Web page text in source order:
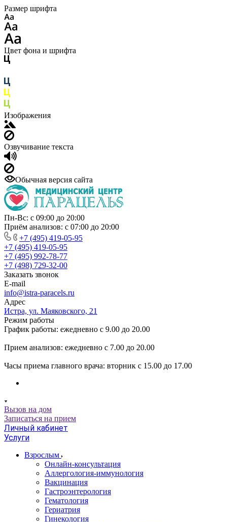
Размер шрифта
Цвет фона и шрифта
Изображения
Озвучивание текста
Обычная версия сайта
Пн-Вс: с 09:00 до 20:00
Приём анализов: с 07:00 до 20:00
+7 (495) 419-05-95
+7 (495) 419-05-95
+7 (495) 992-78-77
+7 (498) 729-32-00
Заказать звонок
E-mail
info@istra-paracels.ru
Адрес
Истра, ул. Маяковского, 21
Режим работы
График работы: ежедневно с 9.00 до 20.00
Прием анализов: ежедневно с 7.00 до 20.00
Часы приема главного врача: вторник с 15.00 до 17.00
Вызов на дом
Записаться на прием
Личный кабинет
Услуги
Взрослым
Онлайн-консультация
Аллергология-иммунология
Вакцинация
Гастроэнтерология
Гематология
Гериатрия
Гинекология